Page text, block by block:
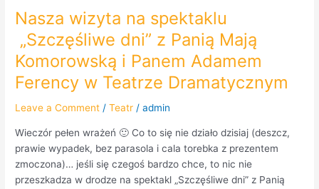
Nasza wizyta na spektaklu
„Szczęśliwe dni” z Panią Mają
Komorowską i Panem Adamem
Ferency w Teatrze Dramatycznym
Leave a Comment /Teatr /admin
Wieczór pełen wrażeń 🙂 Co to się nie działo dzisiaj (deszcz,
prawie wypadek, bez parasola i cala torebka z prezentem
zmoczona)… jeśli się czegoś bardzo chce, to nic nie
przeszkadza w drodze na spektakl „Szczęśliwe dni” z Panią